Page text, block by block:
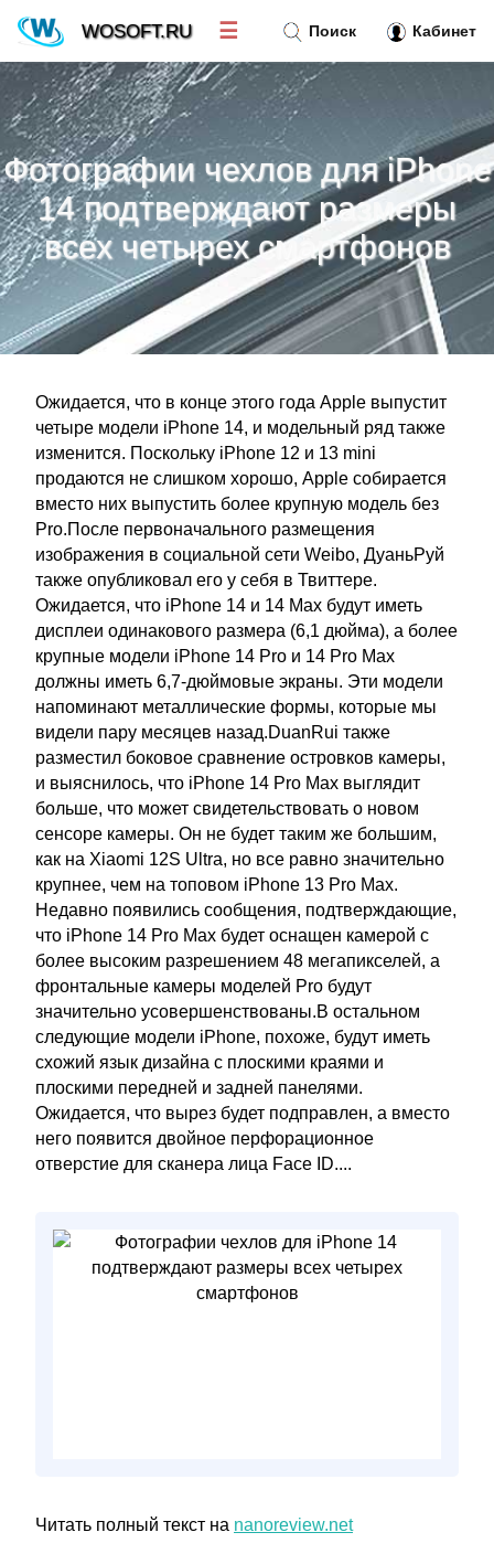
Фотографии чехлов для iPhone
14 подтверждают размеры
всех четырех смартфонов
Ожидается, что в конце этого года Apple выпустит
четыре модели iPhone 14, и модельный ряд также
изменится. Поскольку iPhone 12 и 13 mini
продаются не слишком хорошо, Apple собирается
вместо них выпустить более крупную модель без
Pro.После первоначального размещения
изображения в социальной сети Weibo, ДуаньРуй
также опубликовал его у себя в Твиттере.
Ожидается, что iPhone 14 и 14 Max будут иметь
дисплеи одинакового размера (6,1 дюйма), а более
крупные модели iPhone 14 Pro и 14 Pro Max
должны иметь 6,7-дюймовые экраны. Эти модели
напоминают металлические формы, которые мы
видели пару месяцев назад.DuanRui также
разместил боковое сравнение островков камеры,
и выяснилось, что iPhone 14 Pro Max выглядит
больше, что может свидетельствовать о новом
сенсоре камеры. Он не будет таким же большим,
как на Xiaomi 12S Ultra, но все равно значительно
крупнее, чем на топовом iPhone 13 Pro Max.
Недавно появились сообщения, подтверждающие,
что iPhone 14 Pro Max будет оснащен камерой с
более высоким разрешением 48 мегапикселей, а
фронтальные камеры моделей Pro будут
значительно усовершенствованы.В остальном
следующие модели iPhone, похоже, будут иметь
схожий язык дизайна с плоскими краями и
плоскими передней и задней панелями.
Ожидается, что вырез будет подправлен, а вместо
него появится двойное перфорационное
отверстие для сканера лица Face ID....
Читать полный текст на nanoreview.net
Поиск Кабинет
WOSOFT.RU ☰
Новости»
Тренд новостей»
Рубрики»
Правила